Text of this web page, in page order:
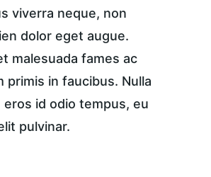
viverra neque, non
dolor eget augue.
malesuada fames ac
primis in faucibus. Nulla
eros id odio tempus, eu
pulvinar.